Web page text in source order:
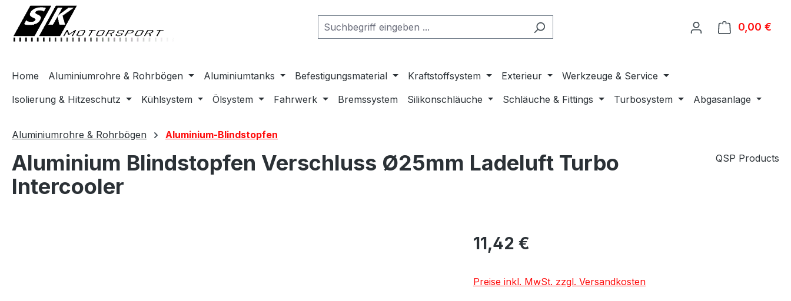
Zur Hauptnavigation springen
0,00 €
Home Aluminiumrohre & Rohrbögen Aluminiumtanks Befestigungsmaterial Kraftstoffsystem Exterieur
Werkzeuge & Service
Isolierung & Hitzeschutz
Kühlsystem Ölsystem Fahrwerk Bremssystem Silikonschläuche Schläuche & Fittings Turbosystem Abgasanlage
Aluminiumrohre & Rohrbögen Aluminium-Blindstopfen
Aluminium Blindstopfen Verschluss Ø25mm Ladeluft Turbo
Intercooler
QSP Products
11,42 €
Preise inkl. MwSt. zzgl. Versandkosten